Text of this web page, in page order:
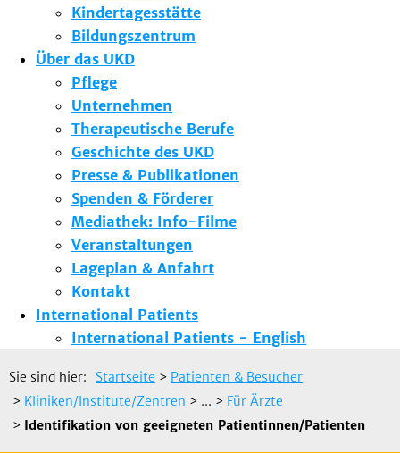
Kindertagesstätte
Bildungszentrum
Über das UKD
Pflege
Unternehmen
Therapeutische Berufe
Geschichte des UKD
Presse & Publikationen
Spenden & Förderer
Mediathek: Info-Filme
Veranstaltungen
Lageplan & Anfahrt
Kontakt
International Patients
International Patients - English
Sie sind hier: Startseite > Patienten & Besucher
> Kliniken/Institute/Zentren > ... > Für Ärzte
> Identifikation von geeigneten Patientinnen/Patienten